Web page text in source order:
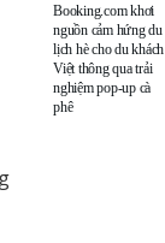
Booking.com khơi
nguồn cảm hứng du
lịch hè cho du khách
Việt thông qua trải
nghiệm pop-up cà
phê